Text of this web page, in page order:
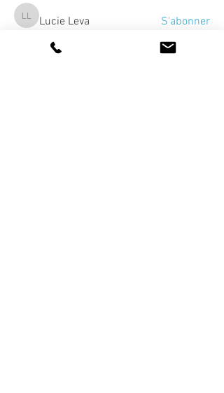
Lucie Leva
Lucie Leva
S'abonner
Voir tous les Fripeur (10)